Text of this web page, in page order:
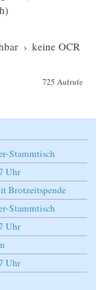
› keine OCR
725 Aufrufe
Stammtisch
Uhr
Brotzeitspende
Stammtisch
Uhr
Uhr